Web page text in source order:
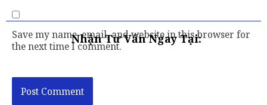
Save my name, email, and website in this browser for
the next time I comment.
Nhận Tư Vấn Ngay Tại: